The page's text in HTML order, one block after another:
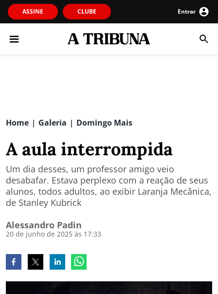
ASSINE CLUBE Entrar
Home | Galeria | Domingo Mais
A aula interrompida
Um dia desses, um professor amigo veio
desabafar. Estava perplexo com a reação de seus
alunos, todos adultos, ao exibir Laranja Mecânica,
de Stanley Kubrick
Alessandro Padin
20 de junho de 2025 às 17:33